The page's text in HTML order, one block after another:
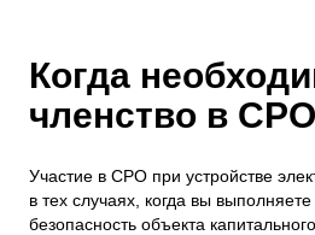
Когда
членство в СРО
Участие в СРО при устройстве
в тех случаях, когда вы
безопасность объекта